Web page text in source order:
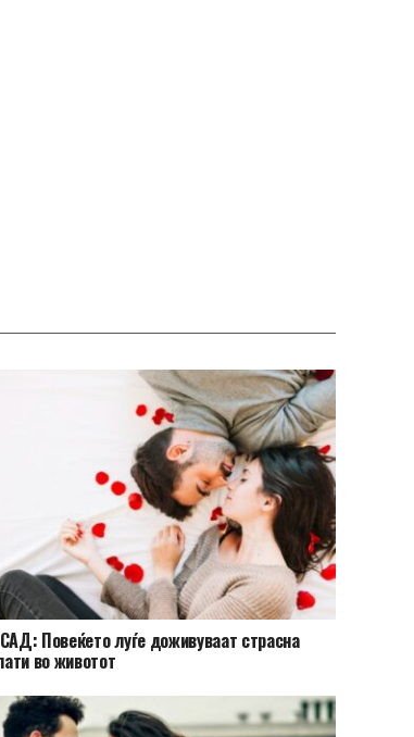
Повеќето луѓе доживуваат страсна
во животот